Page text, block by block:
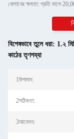
যোগানের ক্ষমতা: প্রতি মাসে
বিশেষভাবে তুলে ধরা: 1.২
কাঠের তৃণশয্যা
1উপাদান:
2সঠিকতা:
3আবেদন: